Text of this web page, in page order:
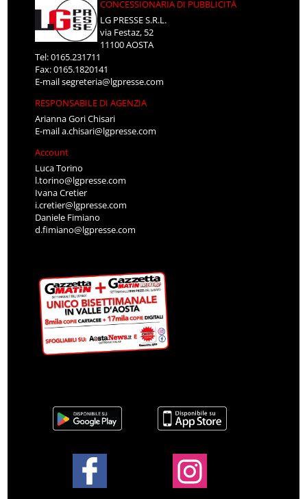
CONCESSIONARIA DI PUBBLICITÀ
LG PRESSE S.R.L.
via Festaz, 52
11100 AOSTA
Tel: 0165.231711
Fax: 0165.1820141
E-mailsegreteria@lgpresse.com
RESPONSABILE DI AGENZIA
Arianna Gori Chisari
E-maila.chisari@lgpresse.com
Account
Luca Torino
l.torino@lgpresse.com
Ivana Cretier
i.cretier@lgpresse.com
Daniele Fimiano
d.fimiano@lgpresse.com